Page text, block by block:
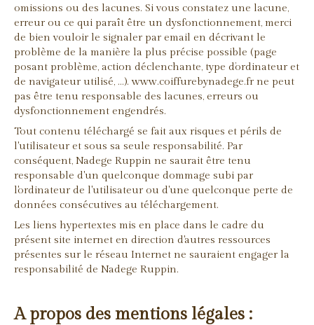
omissions ou des lacunes. Si vous constatez une lacune,
erreur ou ce qui paraît être un dysfonctionnement, merci
de bien vouloir le signaler par email en décrivant le
problème de la manière la plus précise possible (page
posant problème, action déclenchante, type d’ordinateur et
de navigateur utilisé, …). www.coiffurebynadege.fr ne peut
pas être tenu responsable des lacunes, erreurs ou
dysfonctionnement engendrés.
Tout contenu téléchargé se fait aux risques et périls de
l'utilisateur et sous sa seule responsabilité. Par
conséquent, Nadege Ruppin ne saurait être tenu
responsable d'un quelconque dommage subi par
l'ordinateur de l'utilisateur ou d'une quelconque perte de
données consécutives au téléchargement.
Les liens hypertextes mis en place dans le cadre du
présent site internet en direction d'autres ressources
présentes sur le réseau Internet ne sauraient engager la
responsabilité de Nadege Ruppin.
A propos des mentions légales :